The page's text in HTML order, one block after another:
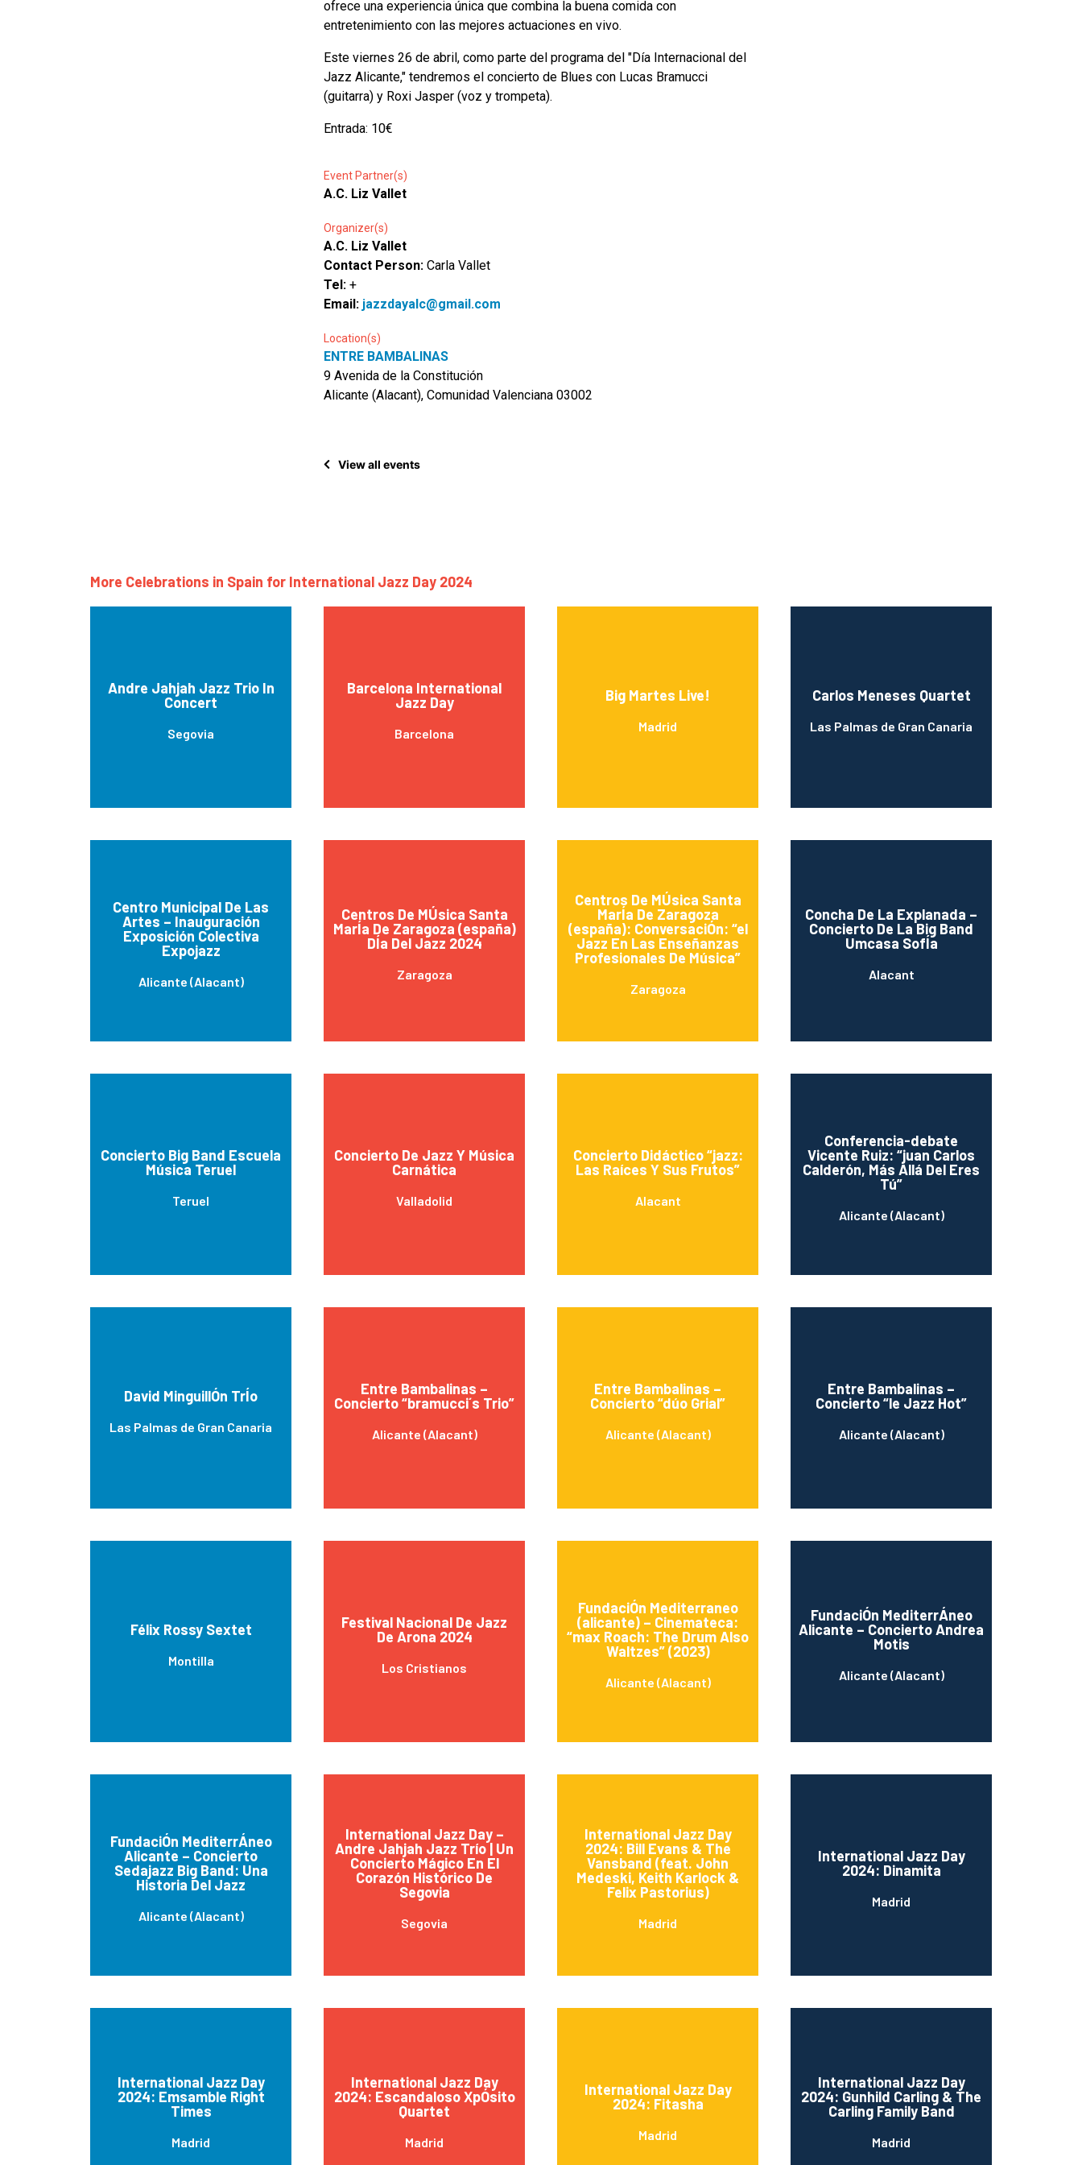
ofrece una experiencia única que combina la buena comida con
entretenimiento con las mejores actuaciones en vivo.
Este viernes 26 de abril, como parte del programa del "Día Internacional del
Jazz Alicante," tendremos el concierto de Blues con Lucas Bramucci
(guitarra) y Roxi Jasper (voz y trompeta).
Entrada: 10€
Event Partner(s)
A.C. Liz Vallet
Organizer(s)
A.C. Liz Vallet
Contact Person: Carla Vallet
Tel: +
Email: jazzdayalc@gmail.com
Location(s)
ENTRE BAMBALINAS
9 Avenida de la Constitución
Alicante (Alacant), Comunidad Valenciana 03002
View all events
More Celebrations in Spain for International Jazz Day 2024
Andre Jahjah Jazz Trio In
Concert
Segovia
Barcelona International
Jazz Day
Barcelona
Big Martes Live!
Madrid
Carlos Meneses Quartet
Las Palmas de Gran Canaria
Centro Municipal De Las
Artes – Inauguración
Exposición Colectiva
Expojazz
Alicante (Alacant)
Centros De MÚsica Santa
MarÍa De Zaragoza (españa)
DÍa Del Jazz 2024
Zaragoza
Centros De MÚsica Santa
MarÍa De Zaragoza
(españa): ConversaciÓn: “el
Jazz En Las Enseñanzas
Profesionales De Música”
Zaragoza
Concha De La Explanada –
Concierto De La Big Band
Umcasa SofÍa
Alacant
Concierto Big Band Escuela
Música Teruel
Teruel
Concierto De Jazz Y Música
Carnática
Valladolid
Concierto Didáctico “jazz:
Las Raíces Y Sus Frutos”
Alacant
Conferencia-debate
Vicente Ruiz: “juan Carlos
Calderón, Más Allá Del Eres
Tú”
Alicante (Alacant)
David MinguillÓn TrÍo
Las Palmas de Gran Canaria
Entre Bambalinas –
Concierto “bramucci´s Trio”
Alicante (Alacant)
Entre Bambalinas –
Concierto “dúo Grial”
Alicante (Alacant)
Entre Bambalinas –
Concierto “le Jazz Hot”
Alicante (Alacant)
Félix Rossy Sextet
Montilla
Festival Nacional De Jazz
De Arona 2024
Los Cristianos
FundaciÓn Mediterraneo
(alicante) – Cinemateca:
“max Roach: The Drum Also
Waltzes” (2023)
Alicante (Alacant)
FundaciÓn MediterrÁneo
Alicante – Concierto Andrea
Motis
Alicante (Alacant)
FundaciÓn MediterrÁneo
Alicante – Concierto
Sedajazz Big Band: Una
Historia Del Jazz
Alicante (Alacant)
International Jazz Day –
Andre Jahjah Jazz Trío | Un
Concierto Mágico En El
Corazón Histórico De
Segovia
Segovia
International Jazz Day
2024: Bill Evans & The
Vansband (feat. John
Medeski, Keith Karlock &
Felix Pastorius)
Madrid
International Jazz Day
2024: Dinamita
Madrid
International Jazz Day
2024: Emsamble Right
Times
Madrid
International Jazz Day
2024: Escandaloso XpÓsito
Quartet
Madrid
International Jazz Day
2024: Fitasha
Madrid
International Jazz Day
2024: Gunhild Carling & The
Carling Family Band
Madrid